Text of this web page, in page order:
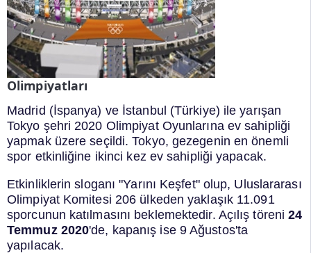
Olimpiyatları
Madrid (İspanya) ve İstanbul (Türkiye) ile yarışan
Tokyo şehri 2020 Olimpiyat Oyunlarına ev sahipliği
yapmak üzere seçildi. Tokyo, gezegenin en önemli
spor etkinliğine ikinci kez ev sahipliği yapacak.
Etkinliklerin sloganı "Yarını Keşfet" olup, Uluslararası
Olimpiyat Komitesi 206 ülkeden yaklaşık 11.091
sporcunun katılmasını beklemektedir. Açılış töreni24
Temmuz 2020'de, kapanış ise 9 Ağustos'ta
yapılacak.